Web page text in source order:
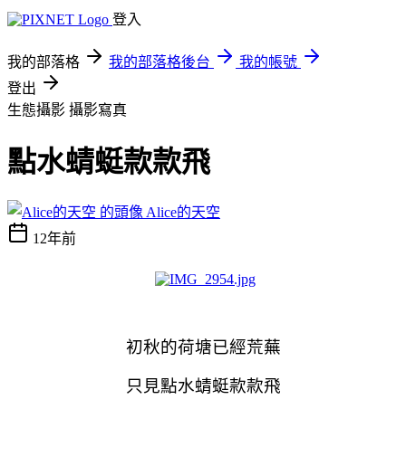
登入
我的部落格 我的部落格後台
我的帳號
登出
生態攝影 攝影寫真
點水蜻蜓款款飛
Alice的天空
12年前
初秋的荷塘已經荒蕪
只見點水蜻蜓款款飛